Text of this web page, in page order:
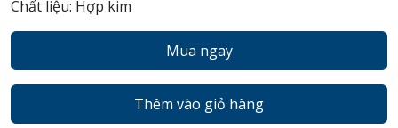
Chất liệu: Hợp kim
Mua ngay
Thêm vào giỏ hàng